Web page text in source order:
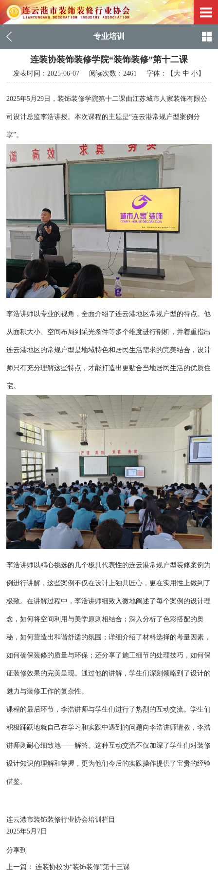
专业培训
连装协装饰装修学院“装饰装修”第十二课
发表时间： 2025-06-07阅读次数：2461 字体：【 大 中 小】
2025年5月29日，装饰装修学院第十二课由江苏城市人家装饰有限公
司设计总监李浩讲授。本次课程的主题是“连云港常规户型案例分
享”。
李浩讲师以专业的视角，全面介绍了连云港地区常规户型的特点。他
从面积大小、空间布局到采光条件等多个维度进行剖析，并着重指出
连云港地区的常规户型是地域特色和居民生活需求的完美结合，设计
师只有充分理解这些特点，才能打造出更贴合当地居民生活的优质住
宅。
李浩讲师以精心挑选的几个极具代表性的连云港常规户型装修案例为
例进行讲解，这些案例不仅在设计上独具匠心，更在实用性上做到了
极致。在讲解过程中，李浩讲师细致入微地阐述了每个案例的设计理
念，如何将空间利用与美学原则相结合；深入分析了色彩搭配的奥
秘，如何营造出和谐舒适的氛围；详细介绍了材料选择的考量因素，
如何确保装修的质量与环保；还分享了施工细节的处理技巧，如何保
证装修效果的完美呈现。通过他的讲解，学生们深刻领略到了设计的
魅力与装修工作的复杂性。
课程的最后环节，李浩讲师与学生们进行了热烈的互动交流。学生们
积极踊跃地就自己在学习和实践中遇到的问题向李浩讲师请教，李浩
讲师则耐心细致地一一解答。这种互动交流不仅加深了学生们对装修
设计知识的理解和掌握，更为他们今后的实践操作提供了宝贵的经验
借鉴。
连云港市装饰装修行业协会培训栏目
2025年5月7日
分享到
上一篇：连装协校协“装饰装修”第十三课